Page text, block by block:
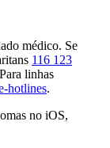
médico. Se
116 123
linhas
hotlines.
no iOS,